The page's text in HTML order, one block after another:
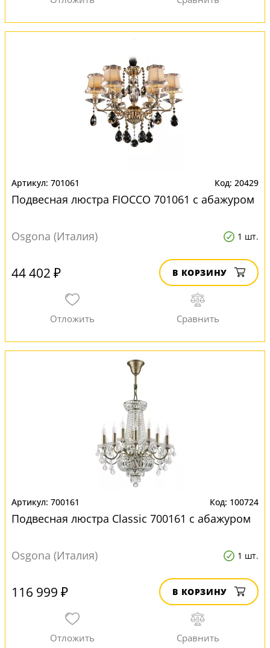
701061 20429
Подвесная люстра FIOCCO 701061 с абажуром
Osgona (Италия) 1 шт.
44 402 ₽ В КОРЗИНУ
700161 100724
Подвесная люстра Classic 700161 с абажуром
Osgona (Италия) 1 шт.
116 999 ₽ В КОРЗИНУ